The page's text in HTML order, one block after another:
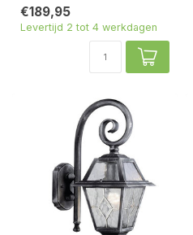
€189,95
Levertijd 2 tot 4 werkdagen